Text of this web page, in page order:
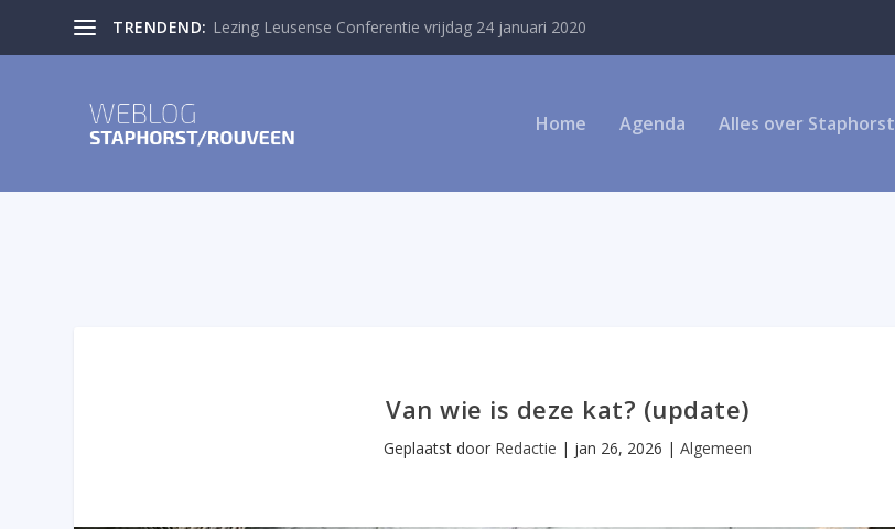
TRENDEND: Lezing Leusense Conferentie vrijdag 24 januari 2020
Home Agenda Alles over Staphorst
Van wie is deze kat? (update)
Geplaatst door Redactie | jan 26, 2026 | Algemeen